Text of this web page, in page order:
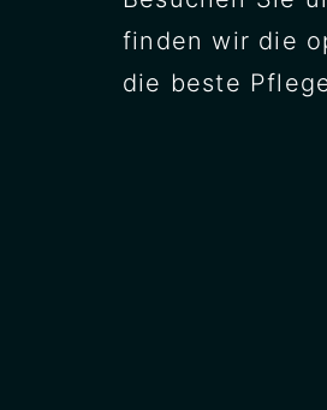
finden wir die
die beste